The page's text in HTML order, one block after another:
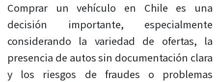
Comprar un vehículo en Chile es una
decisión importante, especialmente
considerando la variedad de ofertas, la
presencia de autos sin documentación clara
y los riesgos de fraudes o problemas